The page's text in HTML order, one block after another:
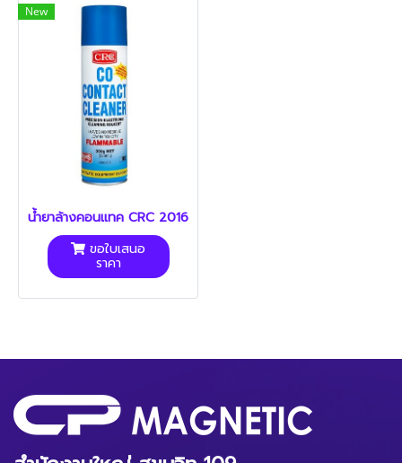
New
น้ำยาล้างคอนแทค CRC 2016
ขอใบเสนอ
ราคา